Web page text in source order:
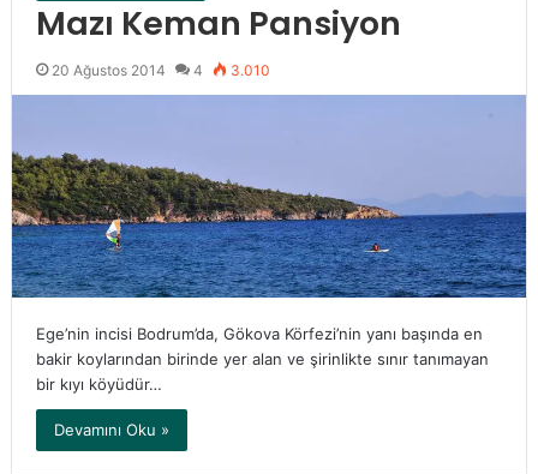
Mazı Keman Pansiyon
20 Ağustos 2014 4 3.010
Ege’nin incisi Bodrum’da, Gökova Körfezi’nin yanı başında en
bakir koylarından birinde yer alan ve şirinlikte sınır tanımayan
bir kıyı köyüdür…
Devamını Oku »